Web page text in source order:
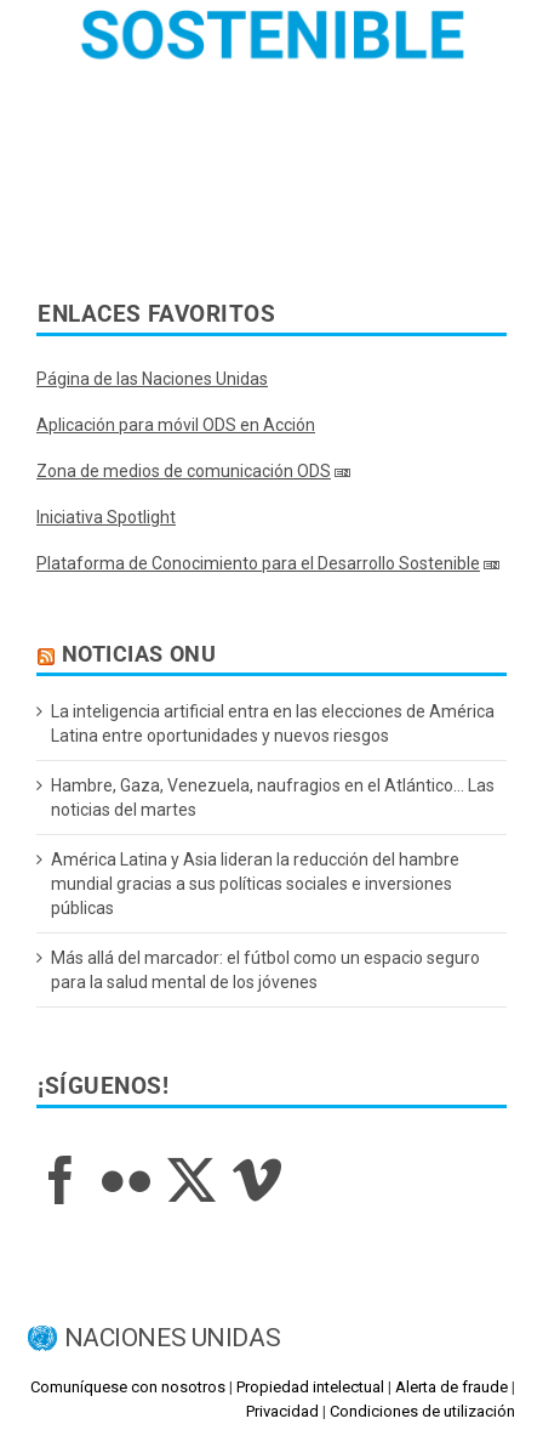
ENLACES FAVORITOS
Página de las Naciones Unidas
Aplicación para móvil ODS en Acción
Zona de medios de comunicación ODS
Iniciativa Spotlight
Plataforma de Conocimiento para el Desarrollo Sostenible
NOTICIAS ONU
La inteligencia artificial entra en las elecciones de América
Latina entre oportunidades y nuevos riesgos
Hambre, Gaza, Venezuela, naufragios en el Atlántico… Las
noticias del martes
América Latina y Asia lideran la reducción del hambre
mundial gracias a sus políticas sociales e inversiones
públicas
Más allá del marcador: el fútbol como un espacio seguro
para la salud mental de los jóvenes
¡SÍGUENOS!
NACIONES UNIDAS
Comuníquese con nosotros |Propiedad intelectual |Alerta de fraude |
Privacidad |Condiciones de utilización